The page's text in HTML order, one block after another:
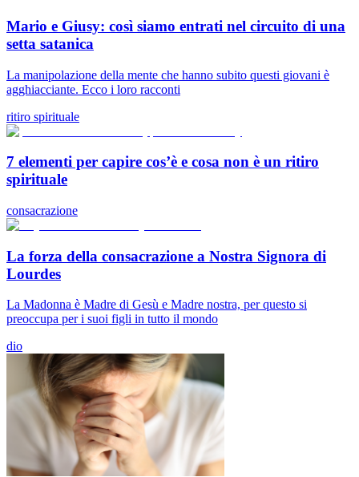
Mario e Giusy: così siamo entrati nel circuito di una
setta satanica
La manipolazione della mente che hanno subito questi giovani è
agghiacciante. Ecco i loro racconti
ritiro spirituale
7 elementi per capire cos’è e cosa non è un ritiro
spirituale
consacrazione
La forza della consacrazione a Nostra Signora di
Lourdes
La Madonna è Madre di Gesù e Madre nostra, per questo si
preoccupa per i suoi figli in tutto il mondo
dio